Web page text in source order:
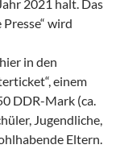
2021 halt. Das
wird
in den
einem
DDR-Mark (ca.
Jugendliche,
Eltern.